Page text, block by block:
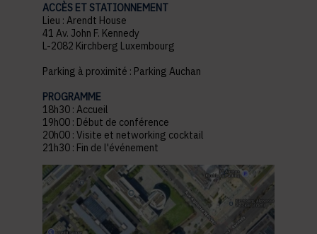
ACCÈS ET STATIONNEMENT
Lieu : Arendt House
41 Av. John F. Kennedy
L-2082 Kirchberg Luxembourg
Parking à proximité : Parking Auchan
PROGRAMME
18h30 : Accueil
19h00 : Début de conférence
20h00 : Visite et networking cocktail
21h30 : Fin de l'événement